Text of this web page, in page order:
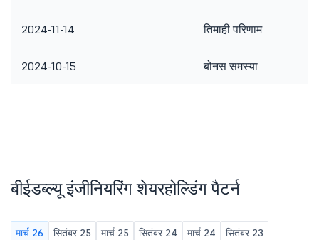
2024-11-14 तिमाही परिणाम
2024-10-15 बोनस समस्या
बीईडब्ल्यू इंजीनियरिंग शेयरहोल्डिंग पैटर्न
मार्च 26 सितंबर 25 मार्च 25 सितंबर 24 मार्च 24 सितंबर 23